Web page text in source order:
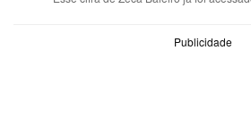
Publicidade